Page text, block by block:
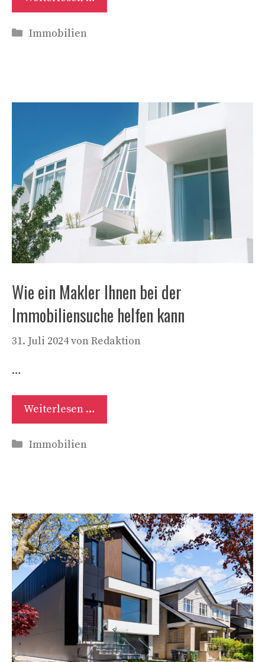
Kategorien
Immobilien
Wie ein Makler Ihnen bei der
Immobiliensuche helfen kann
31. Juli 2024vonRedaktion
…
Weiterlesen …
Kategorien
Immobilien